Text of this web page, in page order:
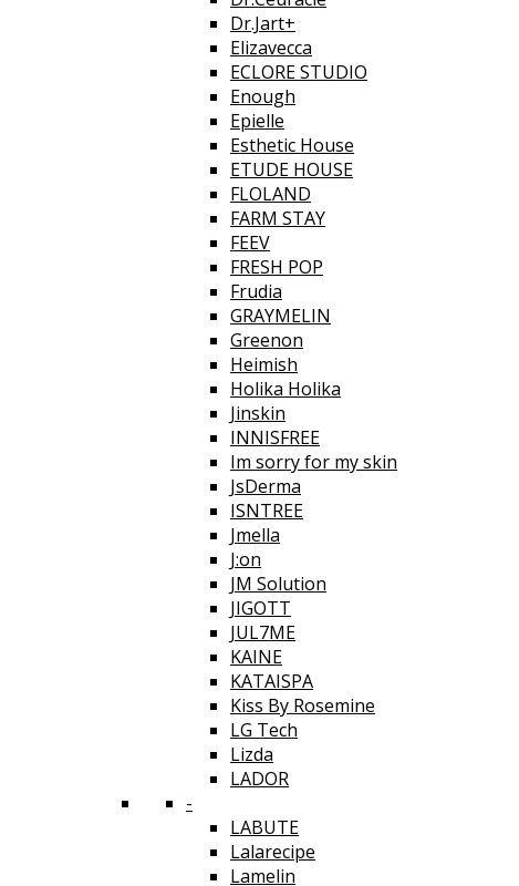
Dr.Jart+
Elizavecca
ECLORE STUDIO
Enough
Epielle
Esthetic House
ETUDE HOUSE
FLOLAND
FARM STAY
FEEV
FRESH POP
Frudia
GRAYMELIN
Greenon
Heimish
Holika Holika
Jinskin
INNISFREE
Im sorry for my skin
JsDerma
ISNTREE
Jmella
J:on
JM Solution
JIGOTT
JUL7ME
KAINE
KATAISPA
Kiss By Rosemine
LG Tech
Lizda
LADOR
-
LABUTE
Lalarecipe
Lamelin